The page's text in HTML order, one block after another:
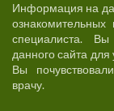
Информация на
специалиста.
данного сайта
Вы
врачу.